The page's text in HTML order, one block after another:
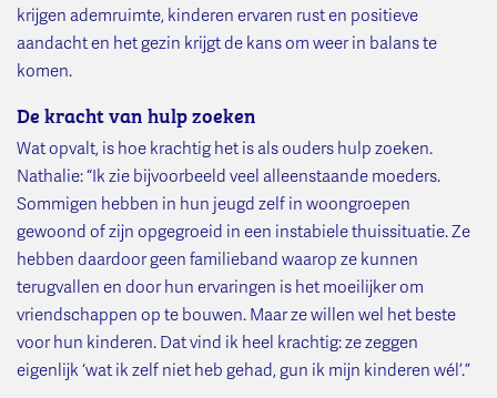
krijgen ademruimte, kinderen ervaren rust en positieve
aandacht en het gezin krijgt de kans om weer in balans te
komen.
De kracht van hulp zoeken
Wat opvalt, is hoe krachtig het is als ouders hulp zoeken.
Nathalie: “Ik zie bijvoorbeeld veel alleenstaande moeders.
Sommigen hebben in hun jeugd zelf in woongroepen
gewoond of zijn opgegroeid in een instabiele thuissituatie. Ze
hebben daardoor geen familieband waarop ze kunnen
terugvallen en door hun ervaringen is het moeilijker om
vriendschappen op te bouwen. Maar ze willen wel het beste
voor hun kinderen. Dat vind ik heel krachtig: ze zeggen
eigenlijk ‘wat ik zelf niet heb gehad, gun ik mijn kinderen wél’.”